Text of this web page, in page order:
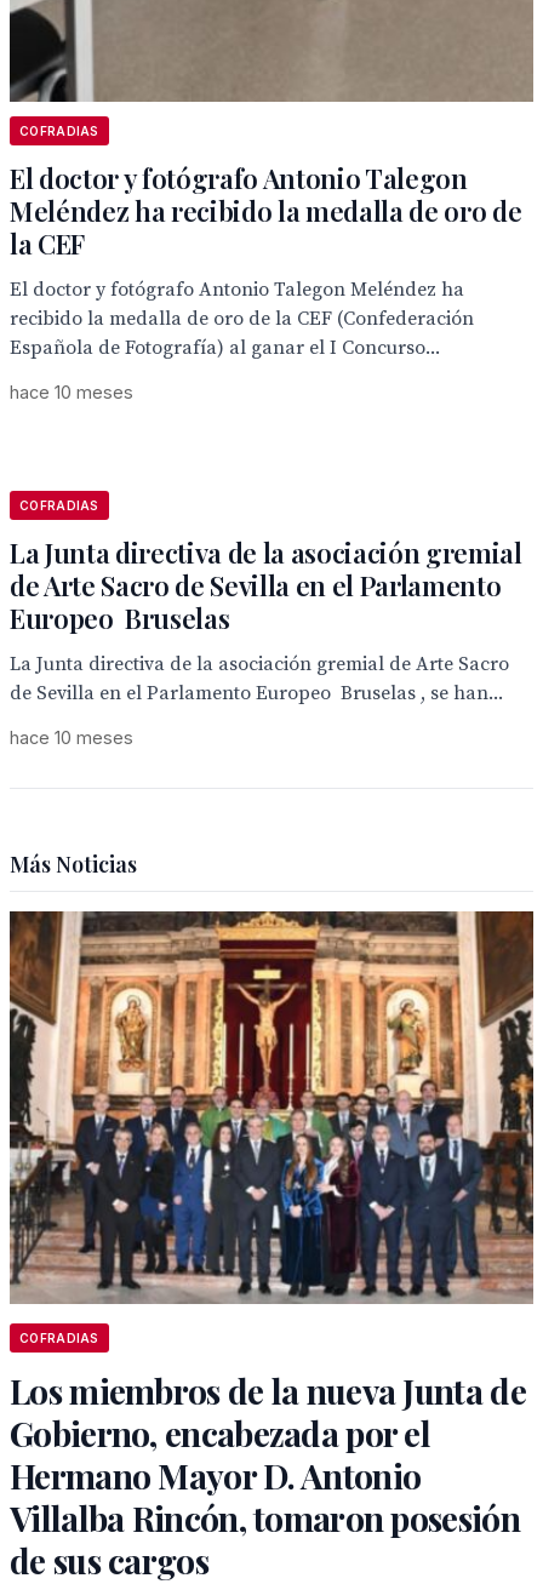
COFRADIAS
El doctor y fotógrafo Antonio Talegon
Meléndez ha recibido la medalla de oro de
la CEF
El doctor y fotógrafo Antonio Talegon Meléndez ha
recibido la medalla de oro de la CEF (Confederación
Española de Fotografía) al ganar el I Concurso...
hace 10 meses
COFRADIAS
La Junta directiva de la asociación gremial
de Arte Sacro de Sevilla en el Parlamento
Europeo Bruselas
La Junta directiva de la asociación gremial de Arte Sacro
de Sevilla en el Parlamento Europeo Bruselas , se han...
hace 10 meses
Más Noticias
COFRADIAS
Los miembros de la nueva Junta de
Gobierno, encabezada por el
Hermano Mayor D. Antonio
Villalba Rincón, tomaron posesión
de sus cargos